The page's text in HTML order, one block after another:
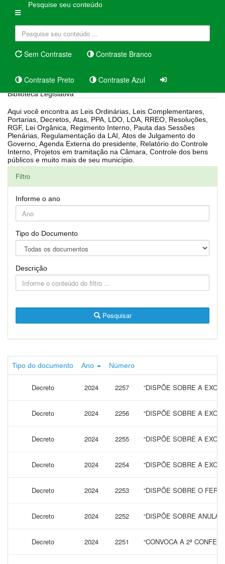
Pesquise seu conteúdo
Sem Contraste Contraste Branco
Contraste Preto Contraste Azul
Biblioteca Legislativa
Aqui você encontra as Leis Ordinárias, Leis Complementares,
Portarias, Decretos, Atas, PPA, LDO, LOA, RREO, Resoluções,
RGF, Lei Orgânica, Regimento Interno, Pauta das Sessões
Plenárias, Regulamentação da LAI, Atos de Julgamento do
Governo, Agenda Externa do presidente, Relatório do Controle
Interno, Projetos em tramitação na Câmara, Controle dos bens
públicos e muito mais de seu município.
Filtro
Informe o ano
Tipo do Documento
Descrição
Pesquisar
Tipo do documento Ano Número
Decreto 2024 2257 “DISPÕE SOBRE A
Decreto 2024 2256 “DISPÕE SOBRE A
Decreto 2024 2255 “DISPÕE SOBRE A
Decreto 2024 2254 “DISPÕE SOBRE A
Decreto 2024 2253 “DISPÕE SOBRE O
Decreto 2024 2252 “DISPÕE SOBRE ANULA
Decreto 2024 2251 “CONVOCA A 2ª